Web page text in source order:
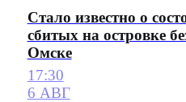
Стало известно о
сбитых на островке
Омске
17:30
6 АВГ